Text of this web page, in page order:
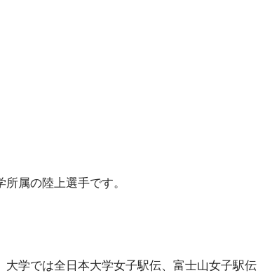
属の陸上選手です。
大学では全日本大学女子駅伝、富士山女子駅